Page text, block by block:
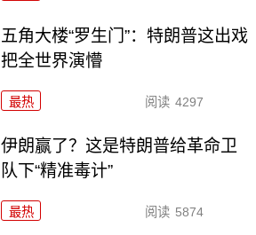
五角大楼“罗生门”：特朗普这出戏
把全世界演懵
最热 阅读 4297
伊朗赢了？这是特朗普给革命卫
队下“精准毒计”
最热 阅读 5874